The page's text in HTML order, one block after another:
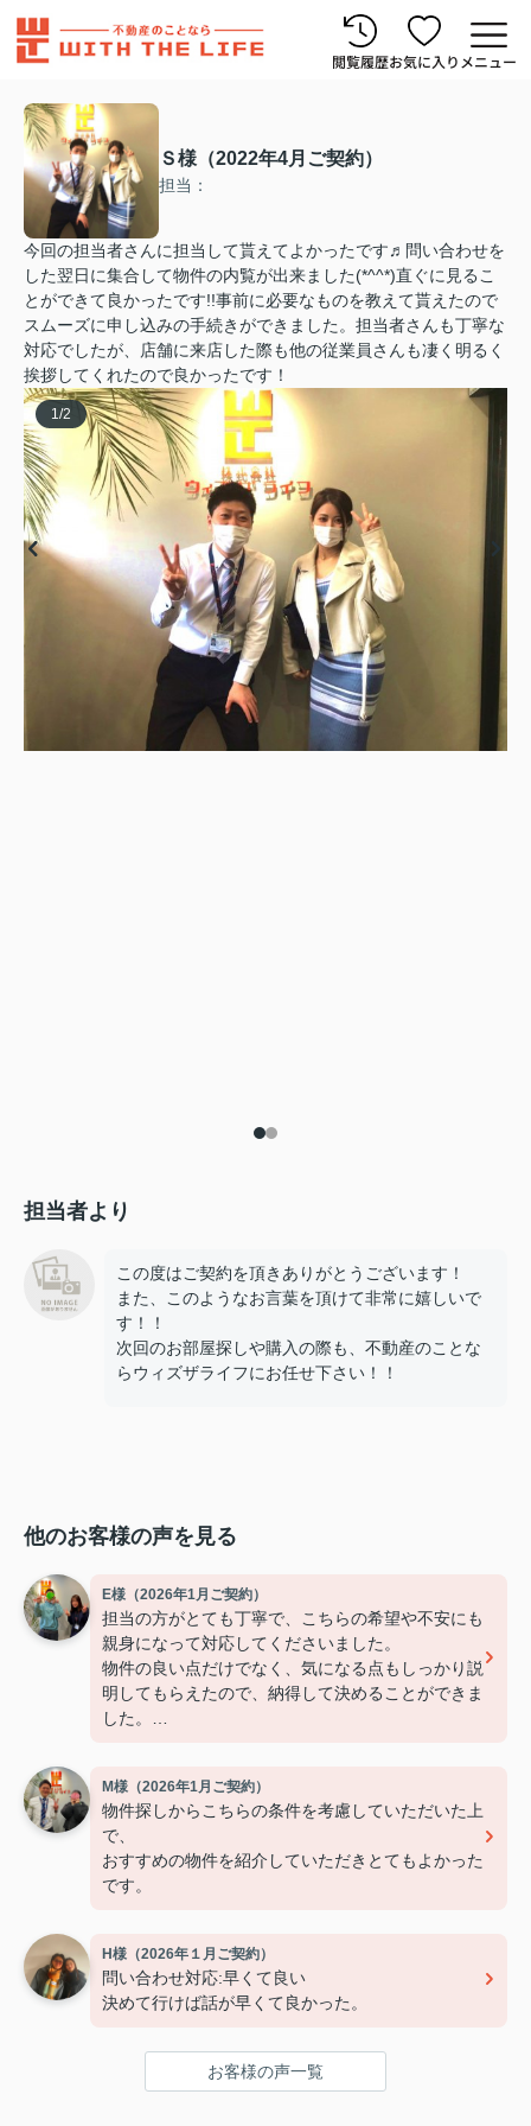
閲覧履歴お気に入り メニュー
Ｓ様（2022年4月ご契約）
担当：
今回の担当者さんに担当して貰えてよかったです♬︎問い合わせを
した翌日に集合して物件の内覧が出来ました(*^^*)直ぐに見るこ
とができて良かったです!!事前に必要なものを教えて貰えたので
スムーズに申し込みの手続きができました。担当者さんも丁寧な
対応でしたが、店舗に来店した際も他の従業員さんも凄く明るく
挨拶してくれたので良かったです！
1/2
担当者より
この度はご契約を頂きありがとうございます！
また、このようなお言葉を頂けて非常に嬉しいで
す！！
次回のお部屋探しや購入の際も、不動産のことな
らウィズザライフにお任せ下さい！！
他のお客様の声を見る
E様（2026年1月ご契約）
担当の方がとても丁寧で、こちらの希望や不安にも
親身になって対応してくださいました。
物件の良い点だけでなく、気になる点もしっかり説
明してもらえたので、納得して決めることができま
した。
また引っ越しの機会があれば、ぜひお願いしたいで
す。
M様（2026年1月ご契約）
物件探しからこちらの条件を考慮していただいた上
で、
おすすめの物件を紹介していただきとてもよかった
です。
H様（2026年１月ご契約）
問い合わせ対応:早くて良い
決めて行けば話が早くて良かった。
お客様の声一覧